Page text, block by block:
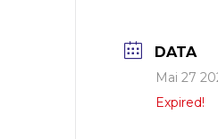
DATA
Mai 27
Expired!